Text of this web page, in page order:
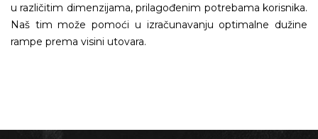
u različitim dimenzijama, prilagođenim potrebama korisnika.
Naš tim može pomoći u izračunavanju optimalne dužine
rampe prema visini utovara.